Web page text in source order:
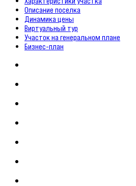
Описание поселка
Динамика цены
Виртуальный тур
Участок на генеральном плане
Бизнес-план